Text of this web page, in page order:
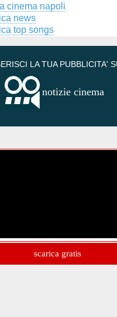
cinema napoli
news
top songs
LA TUA PUBBLICITA'
notizie cinema
scarica gratis